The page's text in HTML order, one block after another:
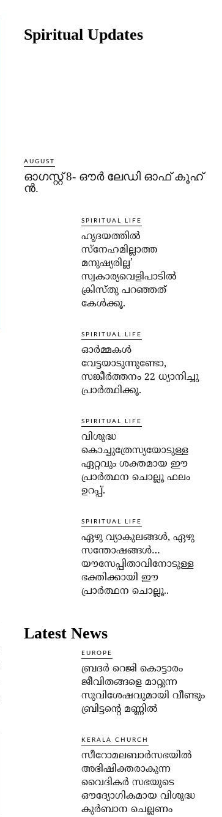
Spiritual Updates
AUGUST
ഓഗസ്റ്റ് 8- ഔര്‍ ലേഡി ഓഫ് കൂഹ്
ന്‍.
SPIRITUAL LIFE
ഹൃദയത്തില്‍
സ്‌നേഹമില്ലാത്ത
മനുഷ്യരില്ല’
സ്വകാര്യവെളിപാടില്‍
ക്രിസ്തു പറഞ്ഞത്
കേള്‍ക്കൂ.
SPIRITUAL LIFE
ഓര്‍മ്മകള്‍
വേട്ടയാടുന്നുണ്ടോ,
സങ്കീര്‍ത്തനം 22 ധ്യാനിച്ചു
പ്രാര്‍ത്ഥിക്കൂ.
SPIRITUAL LIFE
വിശുദ്ധ
കൊച്ചുത്രേസ്യയോടുള്ള
ഏറ്റവും ശക്തമായ ഈ
പ്രാര്‍ത്ഥന ചൊല്ലൂ ഫലം
ഉറപ്പ്.
SPIRITUAL LIFE
ഏഴു വ്യാകുലങ്ങള്‍, ഏഴു
സന്തോഷങ്ങള്‍…
യൗസേപ്പിതാവിനോടുള്ള
ഭക്തിക്കായി ഈ
പ്രാര്‍ത്ഥന ചൊല്ലൂ..
Latest News
EUROPE
ബ്രദർ റെജി കൊട്ടാരം
ജീവിതങ്ങളെ മാറ്റുന്ന
സുവിശേഷവുമായി വീണ്ടും
ബ്രിട്ടന്റെ മണ്ണിൽ
KERALA CHURCH
സീറോമലബാർസഭയിൽ
അഭിഷിക്തരാകുന്ന
വൈദികർ സഭയുടെ
ഔദ്യോഗികമായ വിശുദ്ധ
കുർബാന ചെല്ലണം